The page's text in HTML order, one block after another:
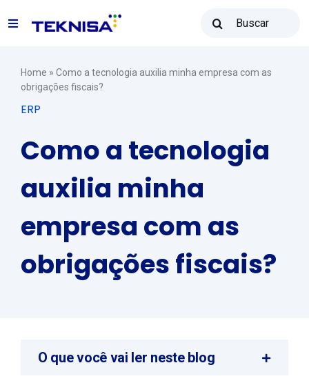
para
resultados
Toggle
Soluções
Vendas: (31) 2122-2300
Contato
Home » Como a tecnologia auxilia minha empresa com as
obrigações fiscais?
ERP
Como a tecnologia
auxilia minha
empresa com as
obrigações fiscais?
O que você vai ler neste blog